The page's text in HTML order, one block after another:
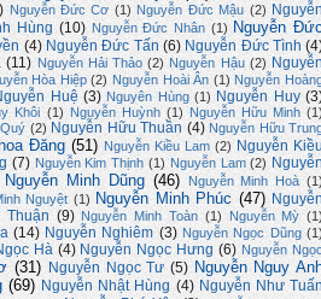
Nguyễn Đức Cơ (1) Nguyễn Đức Mậu (2)
Hùng (10) Nguyễn Đức Nhân (1) Nguyễn
(4) Nguyễn Đức Tấn (6) Nguyễn Đức Tình
(11) Nguyễn Hải Thảo (2) Nguyễn Hậu (2)
Hòa Hiệp (2) Nguyễn Hoài Ân (1) Nguyễn
Huệ (3) Nguyên Hùng (1) Nguyễn Huy
Khôi (1) Nguyễn Huỳnh (1) Nguyễn Hữu Minh
(2) Nguyễn Hữu Thuần (4) Nguyễn Hữu
Đăng (51) Nguyễn Kiều Lam (2) Nguyễn
(7) Nguyễn Kim Thịnh (1) Nguyễn Lam (2)
Nguyễn Minh Dũng (46) Nguyễn Minh Hoà
Nguyệt (1) Nguyễn Minh Phúc (47)
Thuận (9) Nguyễn Minh Toàn (1) Nguyễn Mỳ
(14) Nguyễn Nghiêm (3) Nguyễn Ngọc Dũng
Hà (4) Nguyễn Ngọc Hưng (6) Nguyễn
(31) Nguyễn Ngọc Tư (5) Nguyễn Nguy
(69) Nguyễn Nhật Hùng (4) Nguyễn Như